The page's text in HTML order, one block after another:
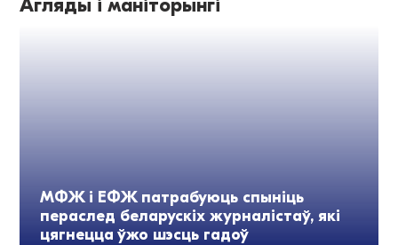
Агляды і маніторынгі
МФЖ і ЕФЖ патрабуюць спыніць
пераслед беларускіх журналістаў, які
цягнецца ўжо шэсць гадоў